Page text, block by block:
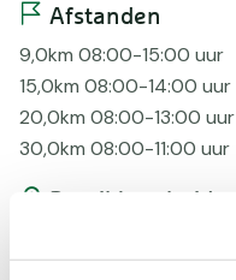
Afstanden
9,0km 08:00-15:00 uur
15,0km 08:00-14:00 uur
20,0km 08:00-13:00 uur
30,0km 08:00-11:00 uur